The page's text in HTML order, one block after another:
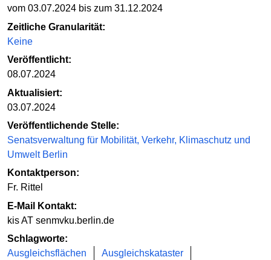
vom 03.07.2024 bis zum 31.12.2024
Zeitliche Granularität:
Keine
Veröffentlicht:
08.07.2024
Aktualisiert:
03.07.2024
Veröffentlichende Stelle:
Senatsverwaltung für Mobilität, Verkehr, Klimaschutz und
Umwelt Berlin
Kontaktperson:
Fr. Rittel
E-Mail Kontakt:
kis AT senmvku.berlin.de
Schlagworte:
Ausgleichsflächen
Ausgleichskataster